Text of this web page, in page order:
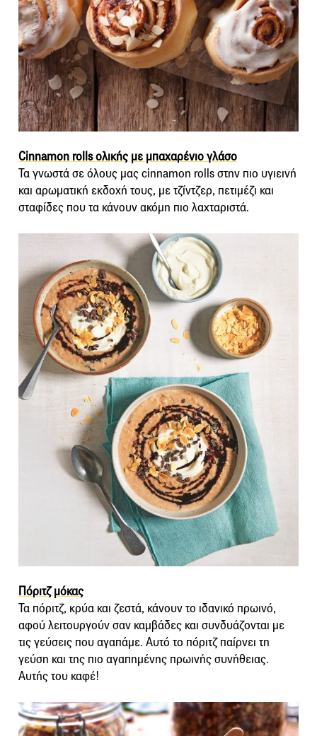
Cinnamon rolls ολικής με μπαχαρένιο γλάσο
Τα γνωστά σε όλους μας cinnamon rolls στην πιο υγιεινή
και αρωματική εκδοχή τους, με τζίντζερ, πετιμέζι και
σταφίδες που τα κάνουν ακόμη πιο λαχταριστά.
Πόριτζ μόκας
Τα πόριτζ, κρύα και ζεστά, κάνουν το ιδανικό πρωινό,
αφού λειτουργούν σαν καμβάδες και συνδυάζονται με
τις γεύσεις που αγαπάμε. Αυτό το πόριτζ παίρνει τη
γεύση και της πιο αγαπημένης πρωινής συνήθειας.
Αυτής του καφέ!